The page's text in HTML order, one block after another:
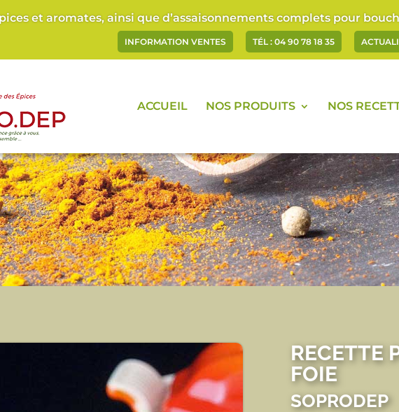
et aromates, ainsi que d’assaisonnements complets pour
INFORMATION VENTES TÉL : 04 90 78 18 35
ACCUEIL NOS PRODUITS NOS
RECETTE
FOIE
SOPRODEP